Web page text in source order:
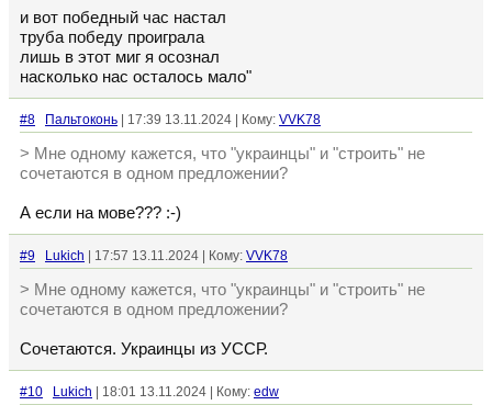
и вот победный час настал
труба победу проиграла
лишь в этот миг я осознал
насколько нас осталось мало"
#8 Пальтоконь | 17:39 13.11.2024 | Кому: VVK78
> Мне одному кажется, что "украинцы" и "строить" не
сочетаются в одном предложении?
А если на мове??? :-)
#9 Lukich | 17:57 13.11.2024 | Кому: VVK78
> Мне одному кажется, что "украинцы" и "строить" не
сочетаются в одном предложении?
Сочетаются. Украинцы из УССР.
#10 Lukich | 18:01 13.11.2024 | Кому: edw